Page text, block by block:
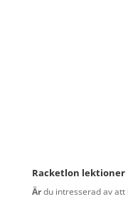
Racketlon lektioner
Ärdu intresserad av att